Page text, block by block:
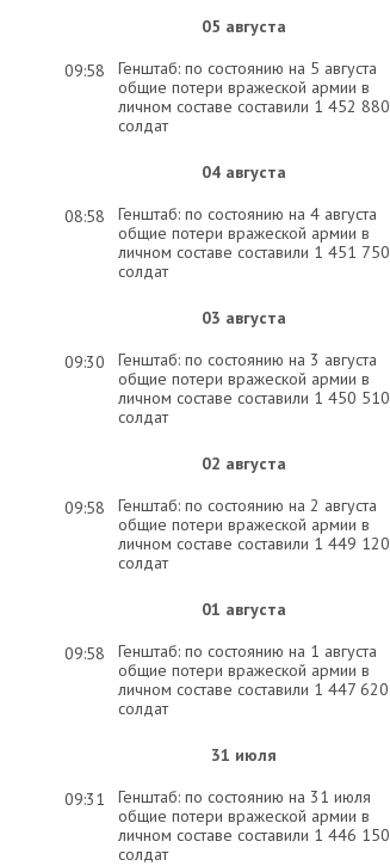
05 августа
09:58
Генштаб: по состоянию на 5 августа
общие потери вражеской армии в
личном составе составили 1 452 880
солдат
04 августа
08:58
Генштаб: по состоянию на 4 августа
общие потери вражеской армии в
личном составе составили 1 451 750
солдат
03 августа
09:30
Генштаб: по состоянию на 3 августа
общие потери вражеской армии в
личном составе составили 1 450 510
солдат
02 августа
09:58
Генштаб: по состоянию на 2 августа
общие потери вражеской армии в
личном составе составили 1 449 120
солдат
01 августа
09:58
Генштаб: по состоянию на 1 августа
общие потери вражеской армии в
личном составе составили 1 447 620
солдат
31 июля
09:31
Генштаб: по состоянию на 31 июля
общие потери вражеской армии в
личном составе составили 1 446 150
солдат